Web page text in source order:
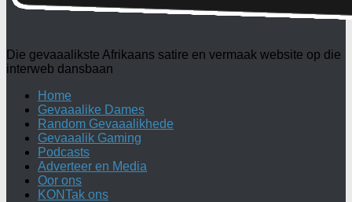
Die gevaaalikste Afrikaans satire en vermaak website op die
interweb dansbaan
Home
Gevaaalike Dames
Random Gevaaalikhede
Gevaaalik Gaming
Podcasts
Adverteer en Media
Oor ons
KONTak ons